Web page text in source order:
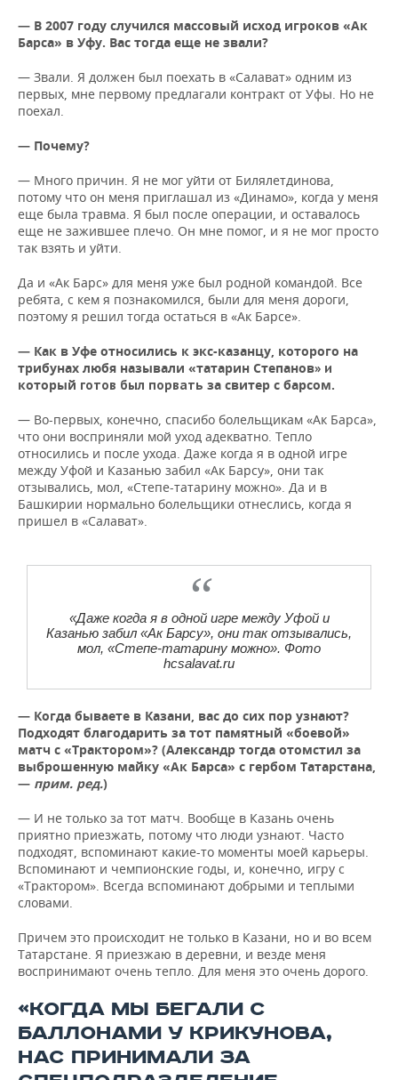
— В 2007 году случился массовый исход игроков «Ак
Барса» в Уфу. Вас тогда еще не звали?
— Звали. Я должен был поехать в «Салават» одним из
первых, мне первому предлагали контракт от Уфы. Но не
поехал.
— Почему?
— Много причин. Я не мог уйти от Билялетдинова,
потому что он меня приглашал из «Динамо», когда у меня
еще была травма. Я был после операции, и оставалось
еще не зажившее плечо. Он мне помог, и я не мог просто
так взять и уйти.
Да и «Ак Барс» для меня уже был родной командой. Все
ребята, с кем я познакомился, были для меня дороги,
поэтому я решил тогда остаться в «Ак Барсе».
— Как в Уфе относились к экс-казанцу, которого на
трибунах любя называли «татарин Степанов» и
который готов был порвать за свитер с барсом.
— Во-первых, конечно, спасибо болельщикам «Ак Барса»,
что они восприняли мой уход адекватно. Тепло
относились и после ухода. Даже когда я в одной игре
между Уфой и Казанью забил «Ак Барсу», они так
отзывались, мол, «Степе-татарину можно». Да и в
Башкирии нормально болельщики отнеслись, когда я
пришел в «Салават».
«Даже когда я в одной игре между Уфой и
Казанью забил «Ак Барсу», они так отзывались,
мол, «Степе-татарину можно». Фото
hcsalavat.ru
— Когда бываете в Казани, вас до сих пор узнают?
Подходят благодарить за тот памятный «боевой»
матч с «Трактором»? (Александр тогда отомстил за
выброшенную майку «Ак Барса» с гербом Татарстана,
— прим. ред.)
— И не только за тот матч. Вообще в Казань очень
приятно приезжать, потому что люди узнают. Часто
подходят, вспоминают какие-то моменты моей карьеры.
Вспоминают и чемпионские годы, и, конечно, игру с
«Трактором». Всегда вспоминают добрыми и теплыми
словами.
Причем это происходит не только в Казани, но и во всем
Татарстане. Я приезжаю в деревни, и везде меня
воспринимают очень тепло. Для меня это очень дорого.
«КОГДА МЫ БЕГАЛИ С
БАЛЛОНАМИ У КРИКУНОВА,
НАС ПРИНИМАЛИ ЗА